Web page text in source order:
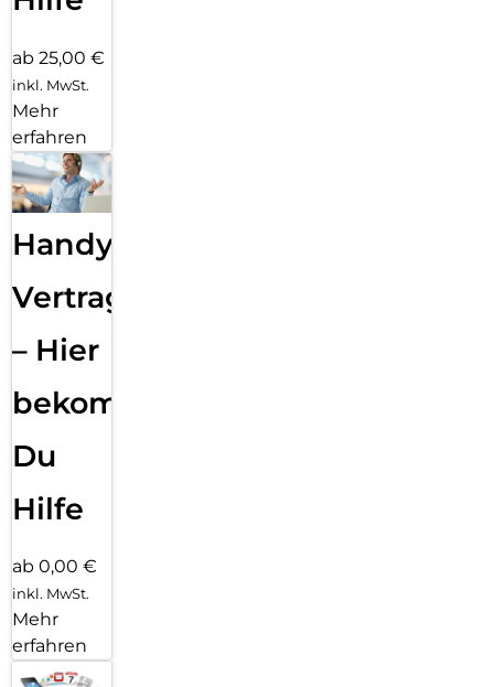
ab 25,00 €
inkl. MwSt.
Mehr
erfahren
Handy
Vertragsabwicklung
– Hier
bekommst
Du
Hilfe
ab 0,00 €
inkl. MwSt.
Mehr
erfahren